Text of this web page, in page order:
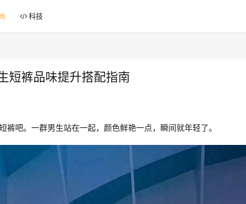
科技
短裤品味提升搭配指南
吧。一群男生站在一起，颜色鲜艳一点，瞬间就年轻了。